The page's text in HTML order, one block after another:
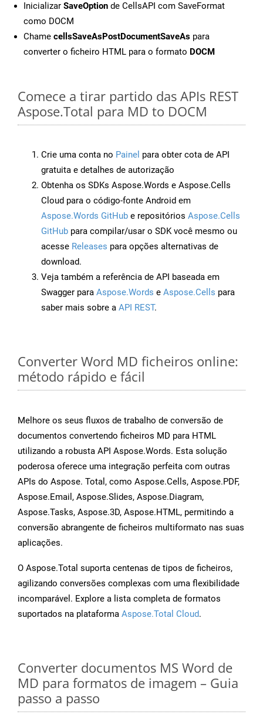
Inicializar SaveOption de CellsAPI com SaveFormat
como DOCM
Chame cellsSaveAsPostDocumentSaveAs para
converter o ficheiro HTML para o formato DOCM
Comece a tirar partido das APIs REST
Aspose.Total para MD to DOCM
Crie uma conta no Painel para obter cota de API
gratuita e detalhes de autorização
Obtenha os SDKs Aspose.Words e Aspose.Cells
Cloud para o código-fonte Android em
Aspose.Words GitHub e repositórios Aspose.Cells
GitHub para compilar/usar o SDK você mesmo ou
acesse Releases para opções alternativas de
download.
Veja também a referência de API baseada em
Swagger para Aspose.Words e Aspose.Cells para
saber mais sobre a API REST.
Converter Word MD ficheiros online:
método rápido e fácil
Melhore os seus fluxos de trabalho de conversão de
documentos convertendo ficheiros MD para HTML
utilizando a robusta API Aspose.Words. Esta solução
poderosa oferece uma integração perfeita com outras
APIs do Aspose. Total, como Aspose.Cells, Aspose.PDF,
Aspose.Email, Aspose.Slides, Aspose.Diagram,
Aspose.Tasks, Aspose.3D, Aspose.HTML, permitindo a
conversão abrangente de ficheiros multiformato nas suas
aplicações.
O Aspose.Total suporta centenas de tipos de ficheiros,
agilizando conversões complexas com uma flexibilidade
incomparável. Explore a lista completa de formatos
suportados na plataforma Aspose.Total Cloud.
Converter documentos MS Word de
MD para formatos de imagem – Guia
passo a passo